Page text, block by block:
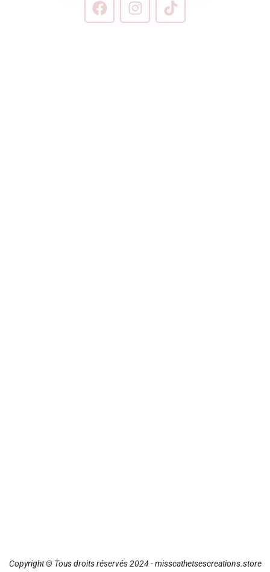
Copyright © Tous droits réservés 2024 - misscathetsescreations.store